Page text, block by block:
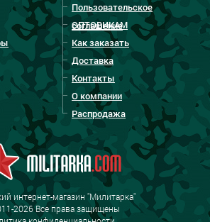
Пользовательское
соглашение
ОПТОВИКАМ
Как заказать
Доставка
Контакты
О компании
Распродажа
интернет-магазин "Милитарка"
2026 Все права защищены